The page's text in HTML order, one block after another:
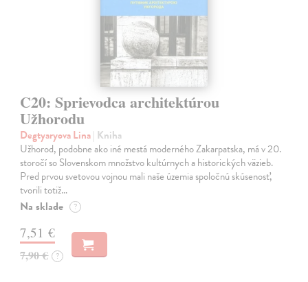
C20: Sprievodca architektúrou
Užhorodu
Degtyaryova Lina| Kniha
Užhorod, podobne ako iné mestá moderného Zakarpatska, má v 20.
storočí so Slovenskom množstvo kultúrnych a historických väzieb.
Pred prvou svetovou vojnou mali naše územia spoločnú skúsenosť,
tvorili totiž…
Na sklade ?
7,51 €
7,90 € ?